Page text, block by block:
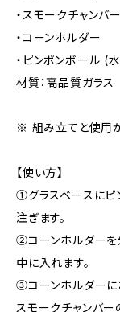
・スモークチャンバー
・コーンホルダー
・ピンポンボール (
材質：高品質ガラス
※ 組み立てと使用
【使い方】
①グラスベースにピ
注ぎます。
②コーンホルダーを
中に入れます。
③コーンホルダーに
スモークチャンバー